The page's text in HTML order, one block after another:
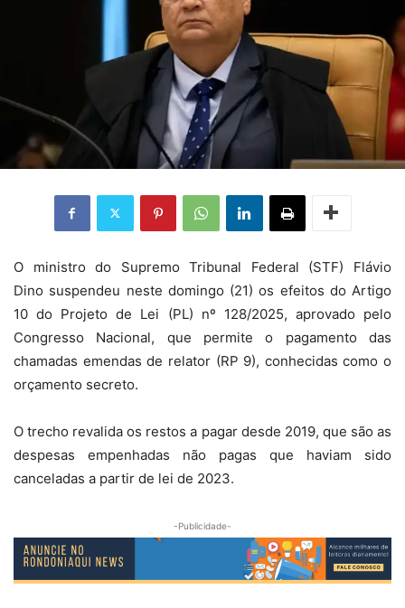
O ministro do Supremo Tribunal Federal (STF) Flávio
Dino suspendeu neste domingo (21) os efeitos do Artigo
10 do Projeto de Lei (PL) nº 128/2025, aprovado pelo
Congresso Nacional, que permite o pagamento das
chamadas emendas de relator (RP 9), conhecidas como o
orçamento secreto.
O trecho revalida os restos a pagar desde 2019, que são as
despesas empenhadas não pagas que haviam sido
canceladas a partir de lei de 2023.
-Publicidade-